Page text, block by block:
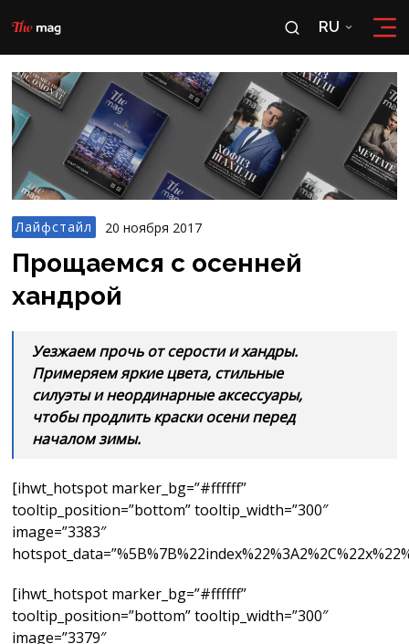
RU
RU
OʻZ
Лайфстайл 20 ноября 2017
Прощаемся с осенней
хандрой
Уезжаем прочь от серости и хандры.
Примеряем яркие цвета, стильные
силуэты и неординарные аксессуары,
чтобы продлить краски осени перед
началом зимы.
[ihwt_hotspot marker_bg=”#ffffff”
tooltip_position=”bottom” tooltip_width=”300″
image=”3383″
[ihwt_hotspot marker_bg=”#ffffff”
tooltip_position=”bottom” tooltip_width=”300″
image=”3379″